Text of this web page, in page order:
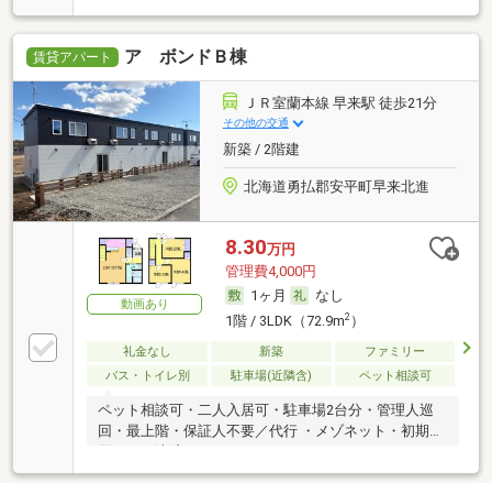
賃貸アパート ア ボンドＢ棟
ＪＲ室蘭本線 早来駅 徒歩21分
その他の交通
新築 / 2階建
北海道勇払郡安平町早来北進
動画あり
8.30万円
管理費4,000円
1ヶ月
なし
1階 / 3LDK（72.9m2）
礼金なし 新築
ファミリー
バス・トイレ別
駐車場(近隣含) ペット相談可
ペット相談可・二人入居可・駐車場2台分・管理人巡
回・最上階・保証人不要／代行 ・メゾネット・初期費